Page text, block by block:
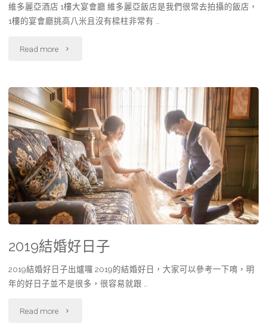
維多麗亞酒店 1樓大宴會廳 維多麗亞飯店是我們很常去拍攝的飯店，
1樓的宴會廳挑高八米且沒有樑柱非常有 …
Read more
2019結婚好日子
2019結婚好日子出爐囉 2019的結婚好日，大家可以參考一下唷，明
年的好日子並不是很多，很容易就跟 …
Read more